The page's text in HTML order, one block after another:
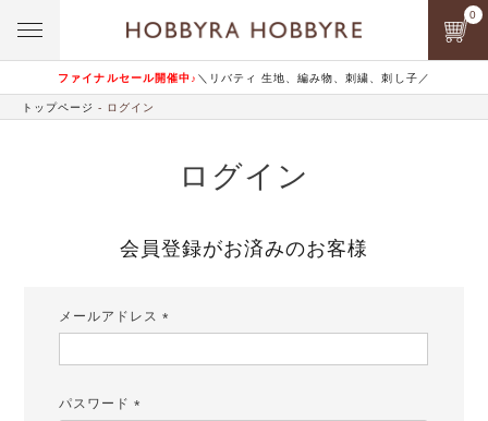
ファイナルセール開催中♪ ＼リバティ 生地、編み物、刺繍、刺し子／
0
トップページ ログイン
ログイン
会員登録がお済みのお客様
メールアドレス
パスワード